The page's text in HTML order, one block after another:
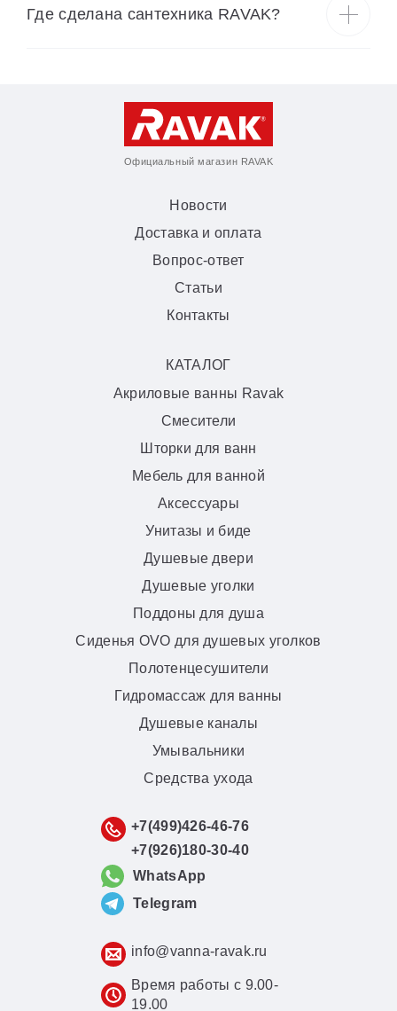
Где сделана сантехника RAVAK?
Официальный магазин RAVAK
Новости
Доставка и оплата
Вопрос-ответ
Статьи
Контакты
КАТАЛОГ
Акриловые ванны Ravak
Смесители
Шторки для ванн
Мебель для ванной
Аксессуары
Унитазы и биде
Душевые двери
Душевые уголки
Поддоны для душа
Сиденья OVO для душевых уголков
Полотенцесушители
Гидромассаж для ванны
Душевые каналы
Умывальники
Средства ухода
+7(499)426-46-76
+7(926)180-30-40
WhatsApp
Telegram
info@vanna-ravak.ru
Время работы с 9.00-
19.00